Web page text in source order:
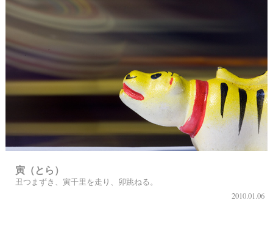
寅（とら）
丑つまずき、寅千里を走り、卯跳ねる。
2010.01.06